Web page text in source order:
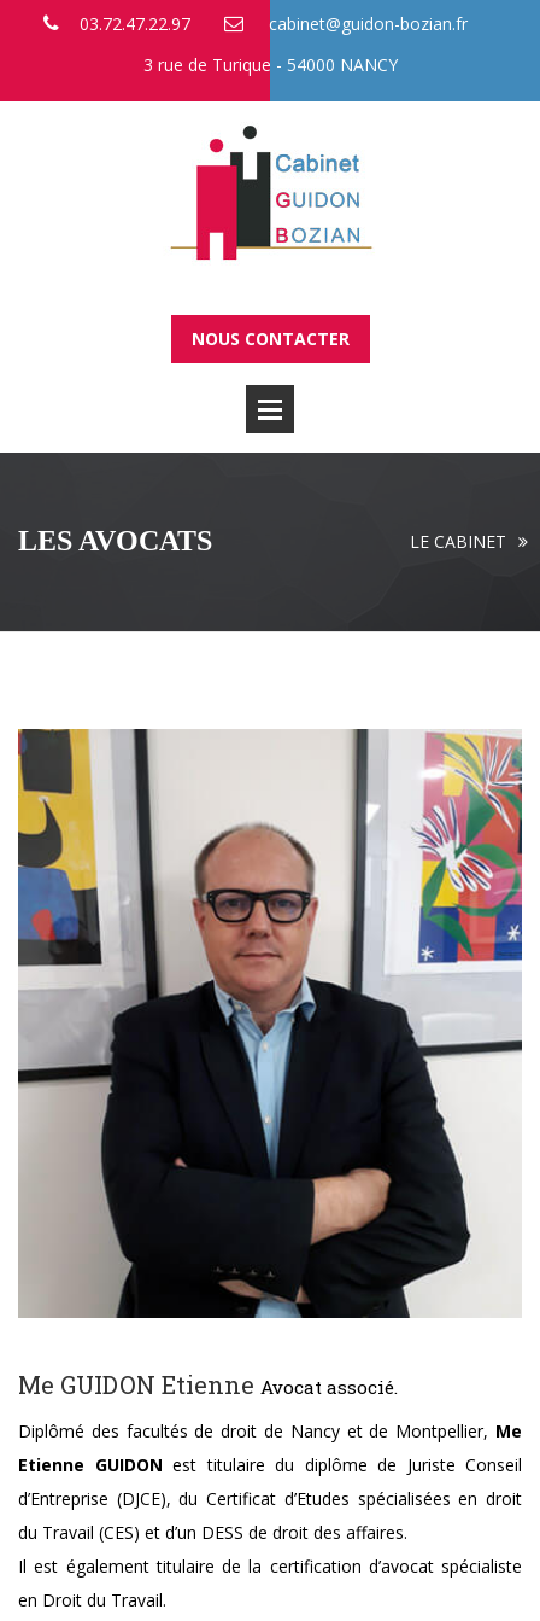
03.72.47.22.97
@
3 rue de Turique - 54000 NANCY
NOUS CONTACTER
LES AVOCATS LE CABINET
Me GUIDON Etienne Avocat associé.
Diplômé des facultés de droit de Nancy et de Montpellier, Me
Etienne GUIDON est titulaire du diplôme de Juriste Conseil
d’Entreprise (DJCE), du Certificat d’Etudes spécialisées en droit
du Travail (CES) et d’un DESS de droit des affaires.
Il est également titulaire de la certification d’avocat spécialiste
en Droit du Travail.